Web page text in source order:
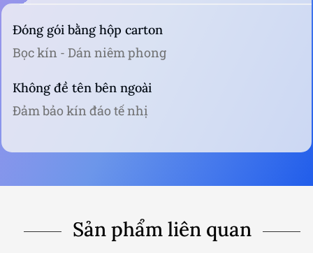
Đóng gói bằng hộp carton
Bọc kín - Dán niêm phong
Không đề tên bên ngoài
Đảm bảo kín đáo tế nhị
Sản phẩm liên quan